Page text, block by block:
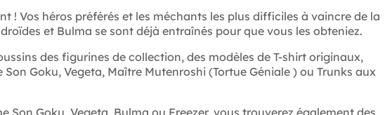
! Vos héros préférés et les méchants les plus difficiles à vaincre de la
et Bulma se sont déjà entraînés pour que vous les obteniez.
des figurines de collection, des modèles de T-shirt originaux,
Goku, Vegeta, Maître Mutenroshi (Tortue Géniale ) ou Trunks aux